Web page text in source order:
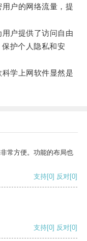
户的网络流量，提
户提供了访问自由
护个人隐私和安
学上网软件显然是
常方便。功能的布局也
支持[0] 反对[0]
支持[0] 反对[0]